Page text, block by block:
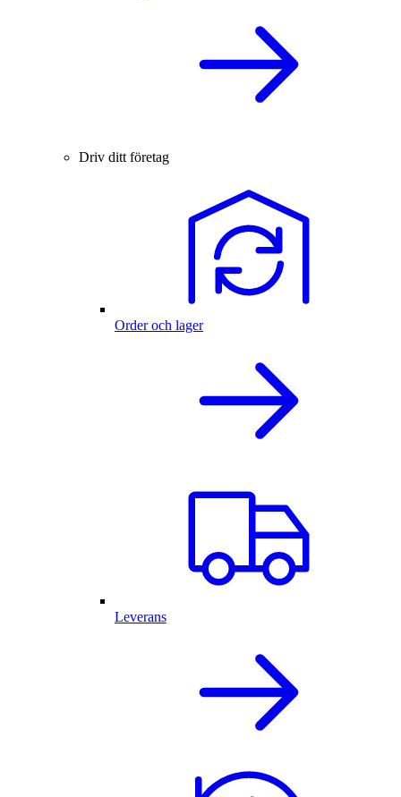
Driv ditt företag
Order och lager
Leverans